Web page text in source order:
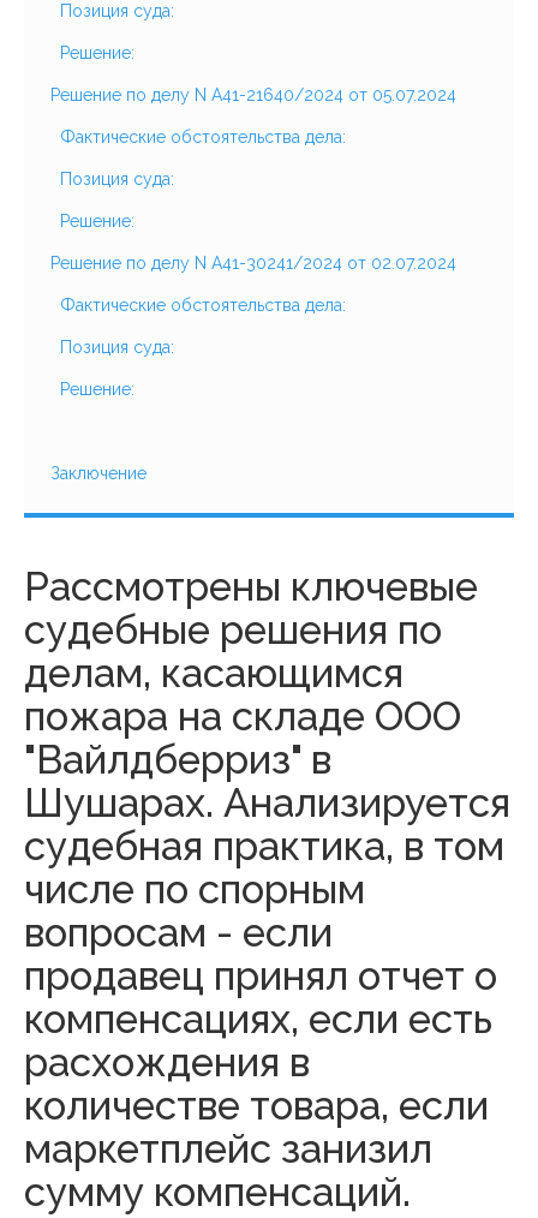
Позиция суда:
Решение:
Решение по делу N А41-21640/2024 от 05.07.2024
Фактические обстоятельства дела:
Позиция суда:
Решение:
Решение по делу N А41-30241/2024 от 02.07.2024
Фактические обстоятельства дела:
Позиция суда:
Решение:
Заключение
Рассмотрены ключевые
судебные решения по
делам, касающимся
пожара на складе ООО
"Вайлдберриз" в
Шушарах. Анализируется
судебная практика, в том
числе по спорным
вопросам - если
продавец принял отчет о
компенсациях, если есть
расхождения в
количестве товара, если
маркетплейс занизил
сумму компенсаций.